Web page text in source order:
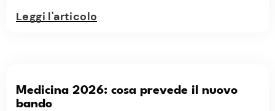
Leggi l'articolo
Medicina 2026: cosa prevede il nuovo
bando